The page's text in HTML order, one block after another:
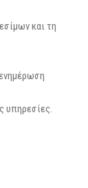
και τη
υπηρεσίες.